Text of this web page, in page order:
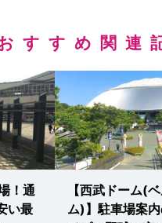
すすめ関連
！通
い最
【西武ドーム(
ム)】駐車場案